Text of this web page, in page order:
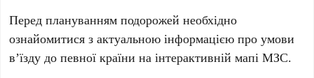
Перед плануванням подорожей необхідно
ознайомитися з актуальною інформацією про умови
в’їзду до певної країни на інтерактивній мапі МЗС.